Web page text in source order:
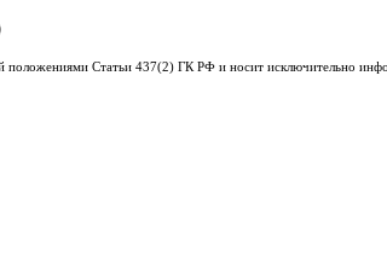
Статьи 437(2) ГК РФ и носит исключительно